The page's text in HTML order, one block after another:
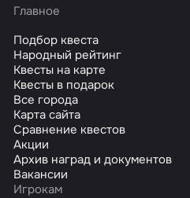
Главное
Подбор квеста
Народный рейтинг
Квесты на карте
Квесты в подарок
Все города
Карта сайта
Сравнение квестов
Акции
Архив наград и документов
Вакансии
Игрокам